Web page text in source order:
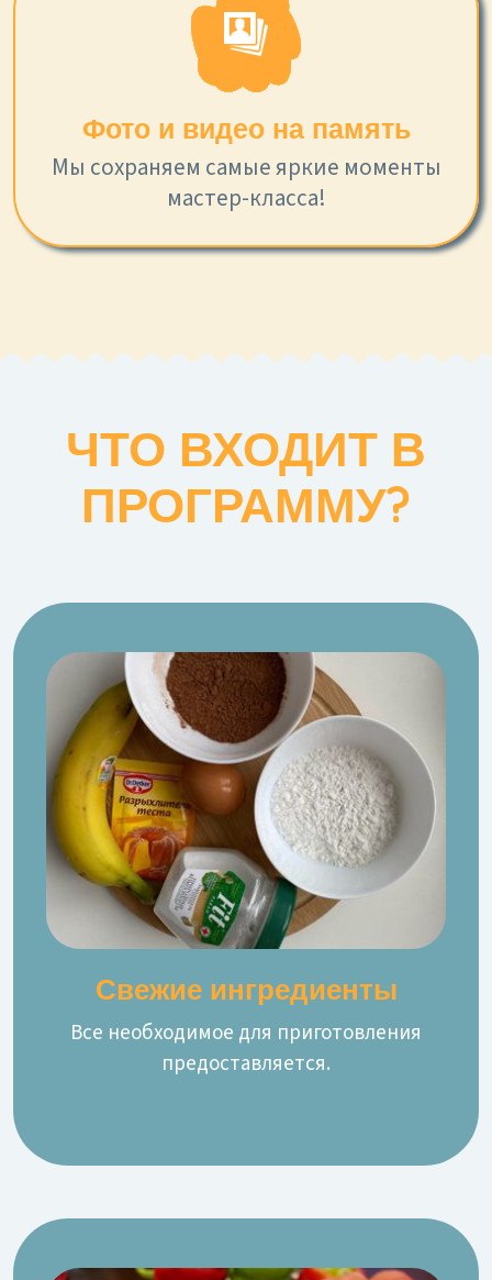
Фото и видео на память
Мы сохраняем самые яркие моменты
мастер-класса!
ЧТО ВХОДИТ В
ПРОГРАММУ?
Свежие ингредиенты
Все необходимое для приготовления
предоставляется.